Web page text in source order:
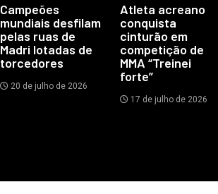
Campeões
mundiais desfilam
pelas ruas de
Madri lotadas de
torcedores
20 de julho de 2026
Atleta acreano
conquista
cinturão em
competição de
MMA “Treinei
forte”
17 de julho de 2026